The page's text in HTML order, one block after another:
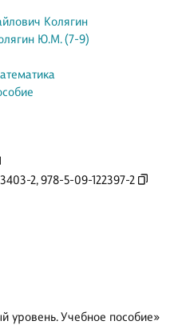
Колягин
Ю.М. (7-9)
2,978-5-09-122397-2
уровень. Учебное пособие»